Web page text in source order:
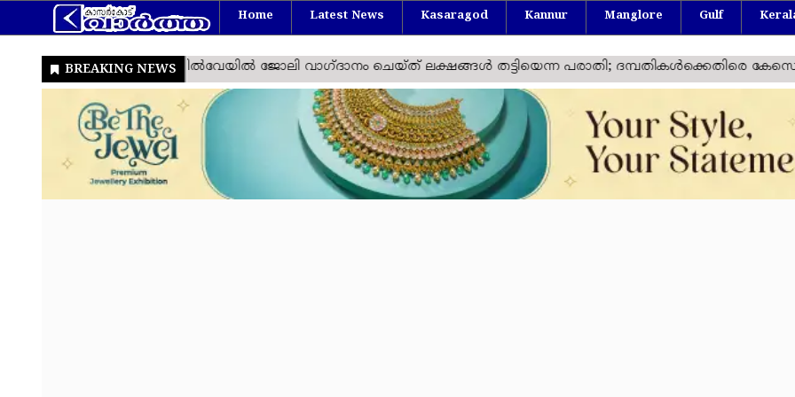
Home Latest News Kasaragod Kannur Manglore Gulf